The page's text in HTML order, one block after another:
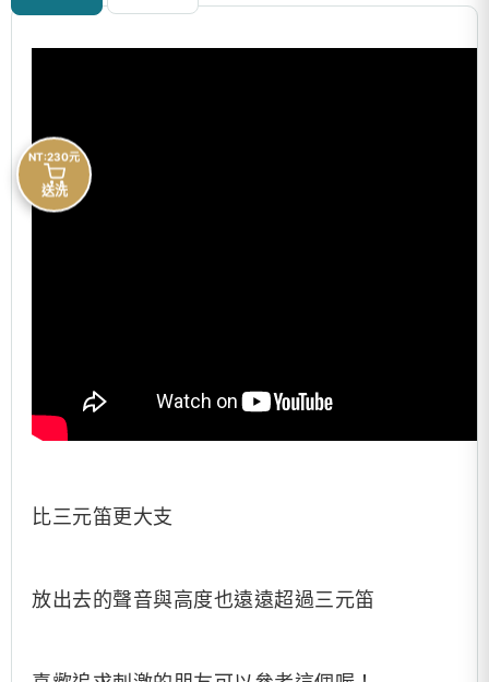
比三元笛更大支
放出去的聲音與高度也遠遠超過三元笛
NT:230元
送洗